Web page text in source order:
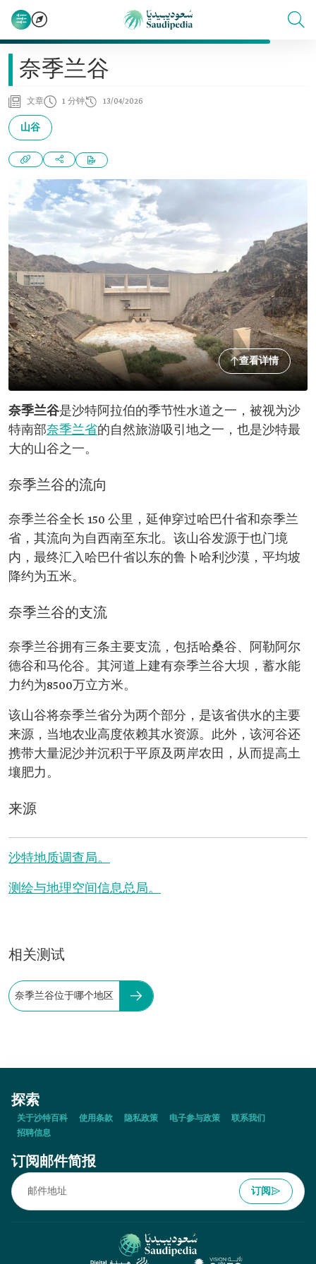
奈季兰谷
文章 1 分钟 13/04/2026
山谷
查看详情
奈季兰谷是沙特阿拉伯的季节性水道之一，被视为沙
特南部奈季兰省的自然旅游吸引地之一，也是沙特最
大的山谷之一。
奈季兰谷的流向
奈季兰谷全长 150 公里，延伸穿过哈巴什省和奈季兰
省，其流向为自西南至东北。该山谷发源于也门境
内，最终汇入哈巴什省以东的鲁卜哈利沙漠，平均坡
降约为五米。
奈季兰谷的支流
奈季兰谷拥有三条主要支流，包括哈桑谷、阿勒阿尔
德谷和马伦谷。其河道上建有奈季兰谷大坝，蓄水能
力约为8500万立方米。
该山谷将奈季兰省分为两个部分，是该省供水的主要
来源，当地农业高度依赖其水资源。此外，该河谷还
携带大量泥沙并沉积于平原及两岸农田，从而提高土
壤肥力。
来源
沙特地质调查局。
测绘与地理空间信息总局。
相关测试
奈季兰谷位于哪个地区
探索
关于沙特百科 使用条款 隐私政策 电子参与政策
联系我们
招聘信息
订阅邮件简报
订阅